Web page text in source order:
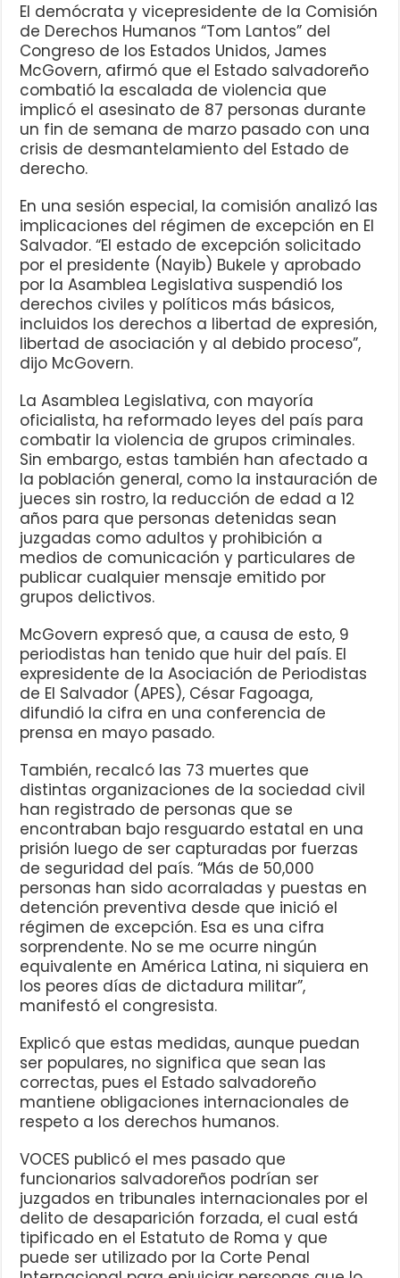
El demócrata y vicepresidente de la Comisión
de Derechos Humanos “Tom Lantos” del
Congreso de los Estados Unidos, James
McGovern, afirmó que el Estado salvadoreño
combatió la escalada de violencia que
implicó el asesinato de 87 personas durante
un fin de semana de marzo pasado con una
crisis de desmantelamiento del Estado de
derecho.
En una sesión especial, la comisión analizó las
implicaciones del régimen de excepción en El
Salvador. “El estado de excepción solicitado
por el presidente (Nayib) Bukele y aprobado
por la Asamblea Legislativa suspendió los
derechos civiles y políticos más básicos,
incluidos los derechos a libertad de expresión,
libertad de asociación y al debido proceso”,
dijo McGovern.
La Asamblea Legislativa, con mayoría
oficialista, ha reformado leyes del país para
combatir la violencia de grupos criminales.
Sin embargo, estas también han afectado a
la población general, como la instauración de
jueces sin rostro, la reducción de edad a 12
años para que personas detenidas sean
juzgadas como adultos y prohibición a
medios de comunicación y particulares de
publicar cualquier mensaje emitido por
grupos delictivos.
McGovern expresó que, a causa de esto, 9
periodistas han tenido que huir del país. El
expresidente de la Asociación de Periodistas
de El Salvador (APES), César Fagoaga,
difundió la cifra en una conferencia de
prensa en mayo pasado.
También, recalcó las 73 muertes que
distintas organizaciones de la sociedad civil
han registrado de personas que se
encontraban bajo resguardo estatal en una
prisión luego de ser capturadas por fuerzas
de seguridad del país. “Más de 50,000
personas han sido acorraladas y puestas en
detención preventiva desde que inició el
régimen de excepción. Esa es una cifra
sorprendente. No se me ocurre ningún
equivalente en América Latina, ni siquiera en
los peores días de dictadura militar”,
manifestó el congresista.
Explicó que estas medidas, aunque puedan
ser populares, no significa que sean las
correctas, pues el Estado salvadoreño
mantiene obligaciones internacionales de
respeto a los derechos humanos.
VOCES publicó el mes pasado que
funcionarios salvadoreños podrían ser
juzgados en tribunales internacionales por el
delito de desaparición forzada, el cual está
tipificado en el Estatuto de Roma y que
puede ser utilizado por la Corte Penal